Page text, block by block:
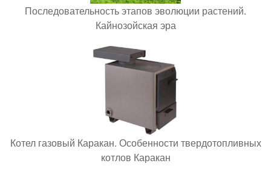
Последовательность этапов эволюции растений.
Кайнозойская эра
Котел газовый Каракан. Особенности твердотопливных
котлов Каракан